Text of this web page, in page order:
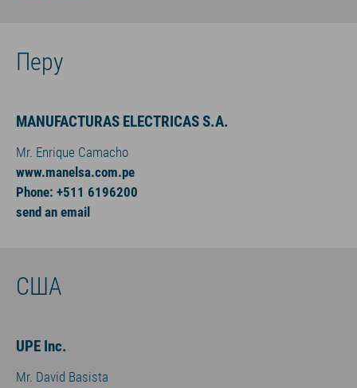
Перу
MANUFACTURAS ELECTRICAS S.A.
Mr. Enrique Camacho
www.manelsa.com.pe
Phone: +511 6196200
send an email
США
UPE Inc.
Mr. David Basista